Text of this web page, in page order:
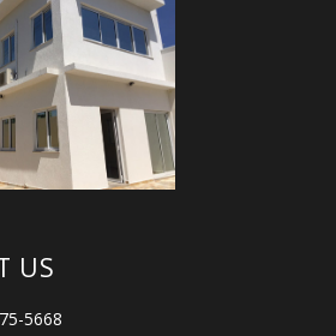
US
5668